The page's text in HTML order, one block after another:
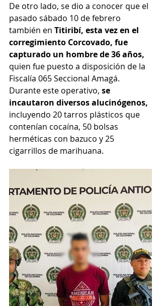
De otro lado, se dio a conocer que el
pasado sábado 10 de febrero
también en Titiribí, esta vez en el
corregimiento Corcovado, fue
capturado un hombre de 36 años,
quien fue puesto a disposición de la
Fiscalía 065 Seccional Amagá.
Durante este operativo, se
incautaron diversos alucinógenos,
incluyendo 20 tarros plásticos que
contenían cocaína, 50 bolsas
herméticas con bazuco y 25
cigarrillos de marihuana.